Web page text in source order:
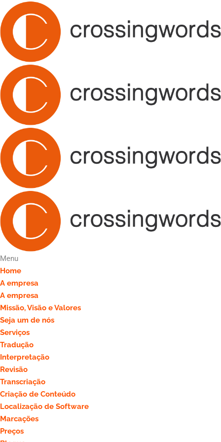
Menu
Home
A empresa
A empresa
Missão, Visão e Valores
Seja um de nós
Serviços
Tradução
Interpretação
Revisão
Transcriação
Criação de Conteúdo
Localização de Software
Marcações
Preços